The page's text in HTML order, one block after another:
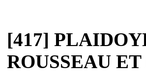
[417]
ROUSSEAU